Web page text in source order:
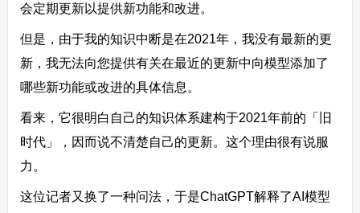
会定期更新以提供新功能和改进。
但是，由于我的知识中断是在2021年，我没有最新的更
新，我无法向您提供有关在最近的更新中向模型添加了
哪些新功能或改进的具体信息。
看来，它很明白自己的知识体系建构于2021年前的「旧
时代」，因而说不清楚自己的更新。这个理由很有说服
力。
这位记者又换了一种问法，于是ChatGPT解释了AI模型